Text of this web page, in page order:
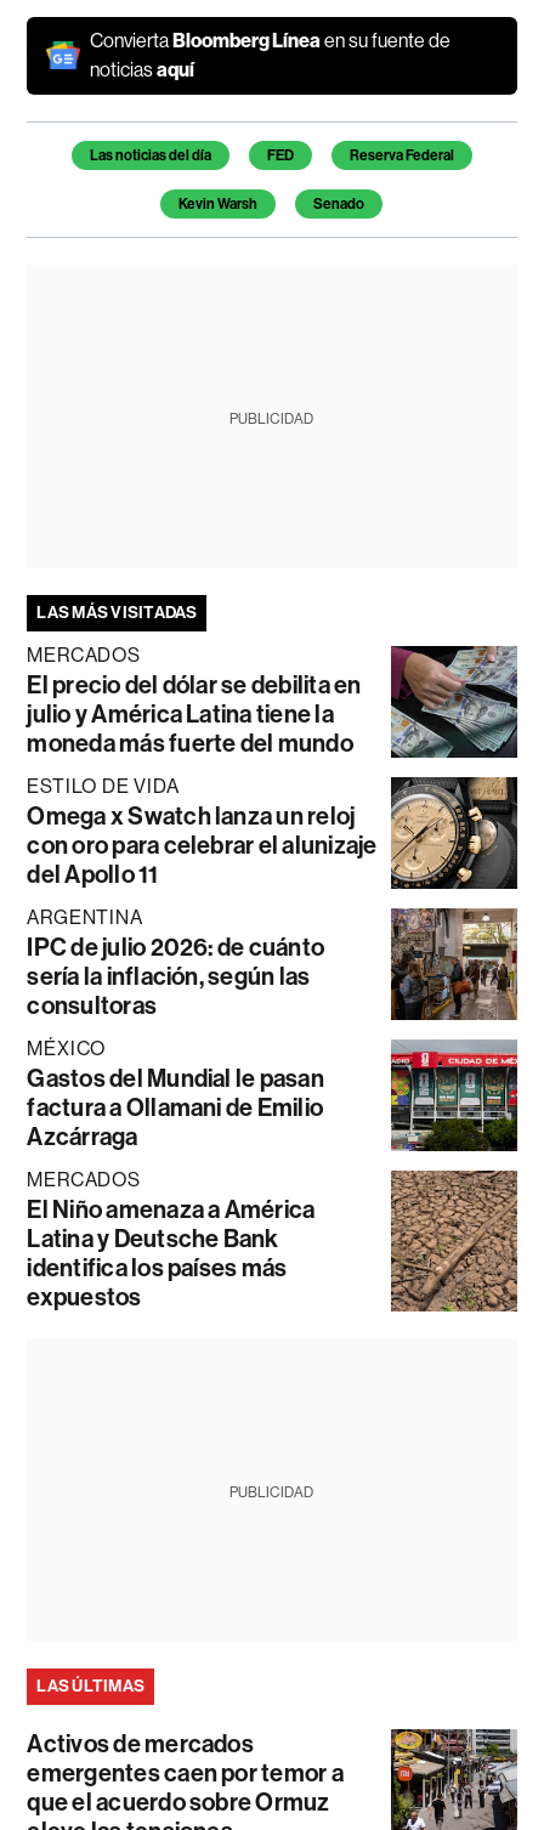
ConviertaBloomberg Línea en su fuente de
noticiasaquí
Temas de este artículo
Las noticias del día FED Reserva Federal
Kevin Warsh Senado
PUBLICIDAD
LAS MÁS VISITADAS
MERCADOS
El precio del dólar se debilita en
julio y América Latina tiene la
moneda más fuerte del mundo
ESTILO DE VIDA
Omega x Swatch lanza un reloj
con oro para celebrar el alunizaje
del Apollo 11
ARGENTINA
IPC de julio 2026: de cuánto
sería la inflación, según las
consultoras
MÉXICO
Gastos del Mundial le pasan
factura a Ollamani de Emilio
Azcárraga
MERCADOS
El Niño amenaza a América
Latina y Deutsche Bank
identifica los países más
expuestos
PUBLICIDAD
LAS ÚLTIMAS
Activos de mercados
emergentes caen por temor a
que el acuerdo sobre Ormuz